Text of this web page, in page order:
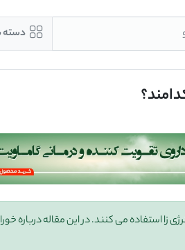
دسته
زا استفاده می کنند. در این مقاله درباره